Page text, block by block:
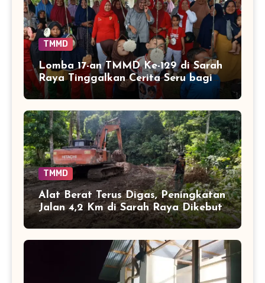
TMMD
Lomba 17-an TMMD Ke-129 di Sarah
Raya Tinggalkan Cerita Seru bagi
Anak-anak
TMMD
Alat Berat Terus Digas, Peningkatan
Jalan 4,2 Km di Sarah Raya Dikebut